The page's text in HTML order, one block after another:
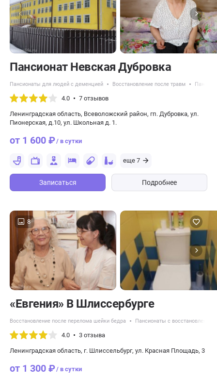
Пансионат Невская Дубровка
Пансионаты для людей с деменцией Восстановление после травм
4.0 7 отзывов
Ленинградская область, Всеволожский район, гп. Дубровка, ул.
Пионерская, д.10, ул. Школьная д. 1.
от 1 600 ₽/ в сутки
еще 7
Записаться Подробнее
8
«Евгения» В Шлиссербурге
Восстановление после перелома шейки бедра Пансионаты с восстановлением
4.0 3 отзыва
Ленинградская область, г. Шлиссельбург, ул. Красная Площадь, 3
от 1 300 ₽/ в сутки